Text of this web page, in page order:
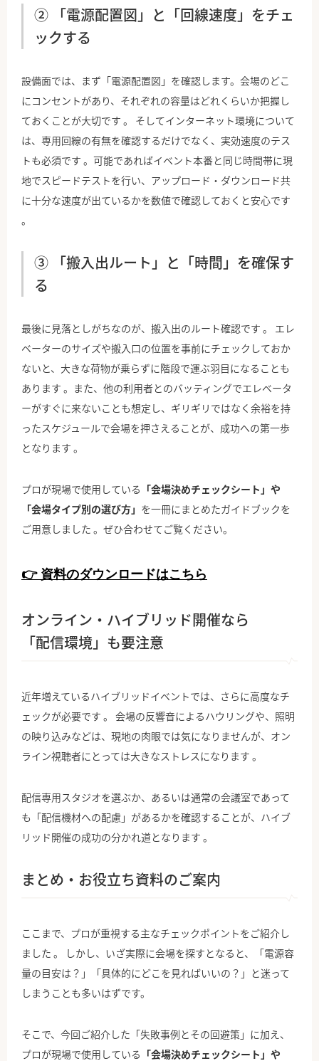
② 「電源配置図」と「回線速度」をチェ
ックする
設備面では、まず「電源配置図」を確認します。会場のどこ
にコンセントがあり、それぞれの容量はどれくらいか把握し
ておくことが大切です 。 そしてインターネット環境について
は、専用回線の有無を確認するだけでなく、実効速度のテス
トも必須です 。可能であればイベント本番と同じ時間帯に現
地でスピードテストを行い、アップロード・ダウンロード共
に十分な速度が出ているかを数値で確認しておくと安心です
。
③ 「搬入出ルート」と「時間」を確保す
る
最後に見落としがちなのが、搬入出のルート確認です 。 エレ
ベーターのサイズや搬入口の位置を事前にチェックしておか
ないと、大きな荷物が乗らずに階段で運ぶ羽目になることも
あります 。また、他の利用者とのバッティングでエレベータ
ーがすぐに来ないことも想定し、ギリギリではなく余裕を持
ったスケジュールで会場を押さえることが、成功への第一歩
となります 。
プロが現場で使用している 「会場決めチェックシート」や
「会場タイプ別の選び方」 を一冊にまとめたガイドブックを
ご用意しました 。 ぜひ合わせてご覧ください。
👉 資料のダウンロードはこちら
オンライン・ハイブリッド開催なら
「配信環境」も要注意
近年増えているハイブリッドイベントでは、さらに高度なチ
ェックが必要です 。 会場の反響音によるハウリングや、照明
の映り込みなどは、現地の肉眼では気になりませんが、オン
ライン視聴者にとっては大きなストレスになります 。
配信専用スタジオを選ぶか、あるいは通常の会議室であって
も「配信機材への配慮」があるかを確認することが、ハイブ
リッド開催の成功の分かれ道となります 。
まとめ・お役立ち資料のご案内
ここまで、プロが重視する主なチェックポイントをご紹介し
ました 。 しかし、いざ実際に会場を探すとなると、「電源容
量の目安は？」「具体的にどこを見ればいいの？」と迷って
しまうことも多いはずです。
そこで、今回ご紹介した「失敗事例とその回避策」に加え、
プロが現場で使用している 「会場決めチェックシート」や